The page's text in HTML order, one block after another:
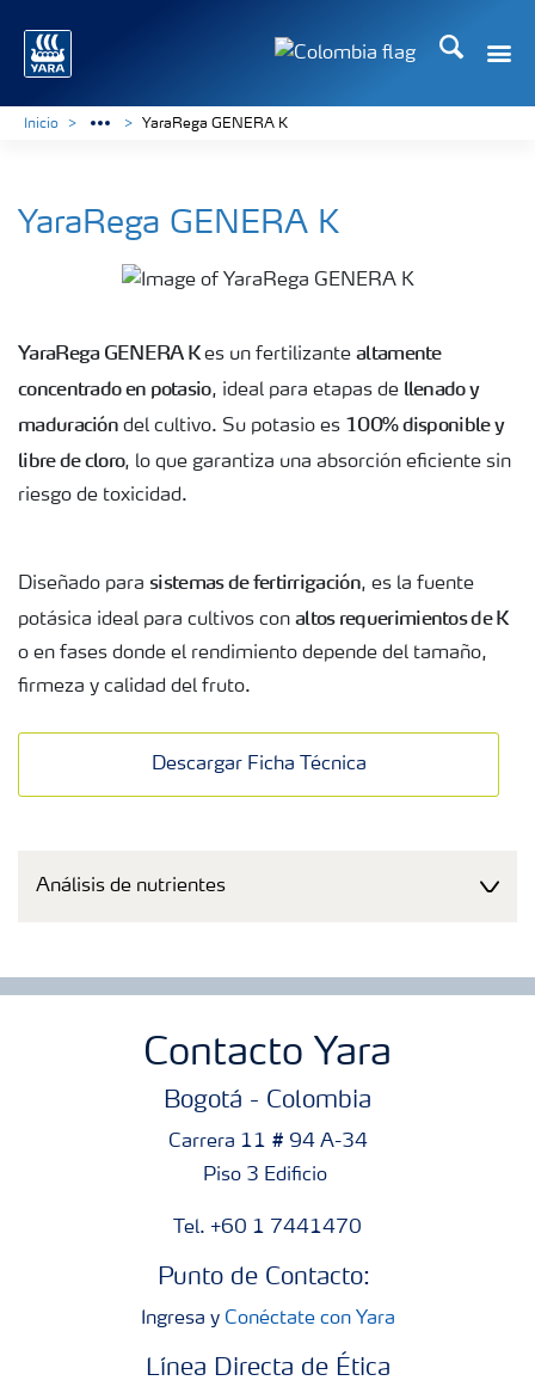
Buscar
Inicio YaraRega GENERA K
YaraRega GENERA K
YaraRega GENERA Kes un fertilizantealtamente
concentrado en potasio, ideal para etapas de llenado y
maduración del cultivo. Su potasio es 100% disponible y
libre de cloro, lo que garantiza una absorción eficiente sin
riesgo de toxicidad.
Diseñado para sistemas de fertirrigación, es la fuente
potásica ideal para cultivos con altos requerimientos de K
o en fases donde el rendimiento depende del tamaño,
firmeza y calidad del fruto.
Descargar Ficha Técnica
Análisis de nutrientes
Contacto Yara
Bogotá - Colombia
Carrera 11 # 94 A-34
Piso 3 Edificio
Tel. +60 1 7441470
Punto de Contacto:
Ingresa y Conéctate con Yara
Línea Directa de Ética